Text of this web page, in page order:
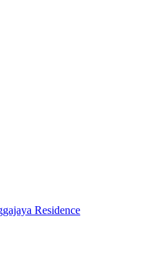
Residence